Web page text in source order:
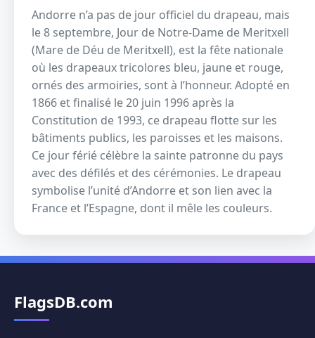
Andorre n’a pas de jour officiel du drapeau, mais
le 8 septembre, Jour de Notre-Dame de Meritxell
(Mare de Déu de Meritxell), est la fête nationale
où les drapeaux tricolores bleu, jaune et rouge,
ornés des armoiries, sont à l’honneur. Adopté en
1866 et finalisé le 20 juin 1996 après la
Constitution de 1993, ce drapeau flotte sur les
bâtiments publics, les paroisses et les maisons.
Ce jour férié célèbre la sainte patronne du pays
avec des défilés et des cérémonies. Le drapeau
symbolise l’unité d’Andorre et son lien avec la
France et l’Espagne, dont il mêle les couleurs.
FlagsDB.com